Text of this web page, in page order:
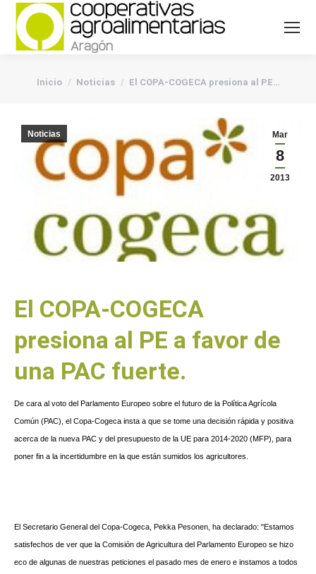
You are here:
Inicio Noticias El COPA-COGECA presiona al PE…
Mar
8
2013
Noticias
El COPA-COGECA
presiona al PE a favor de
una PAC fuerte.
De cara al voto del Parlamento Europeo sobre el futuro de la Política Agrícola
Común (PAC), el Copa-Cogeca insta a que se tome una decisión rápida y positiva
acerca de la nueva PAC y del presupuesto de la UE para 2014-2020 (MFP), para
poner fin a la incertidumbre en la que están sumidos los agricultores.
El Secretario General del Copa-Cogeca, Pekka Pesonen, ha declarado: "Estamos
satisfechos de ver que la Comisión de Agricultura del Parlamento Europeo se hizo
eco de algunas de nuestras peticiones el pasado mes de enero e instamos a todos